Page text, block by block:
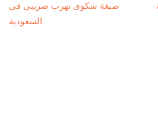
صيغة شكوى تهرب ضريبي في
السعودية